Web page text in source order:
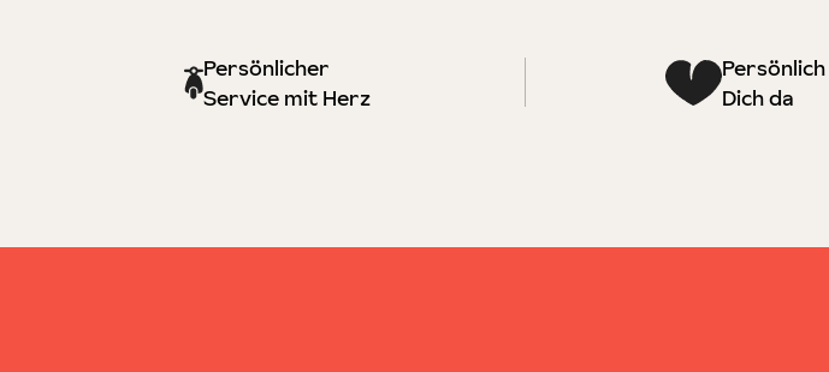
Persönlicher
Service mit Herz
Dich da